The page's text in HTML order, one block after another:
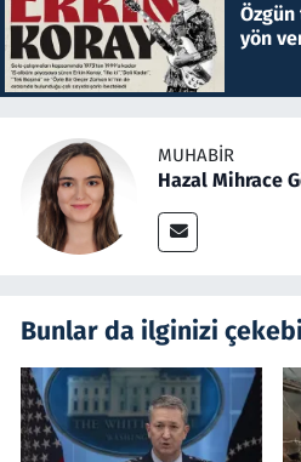
yön
MUHABIR
Hazal Mihrace
Bunlar da ilginizi